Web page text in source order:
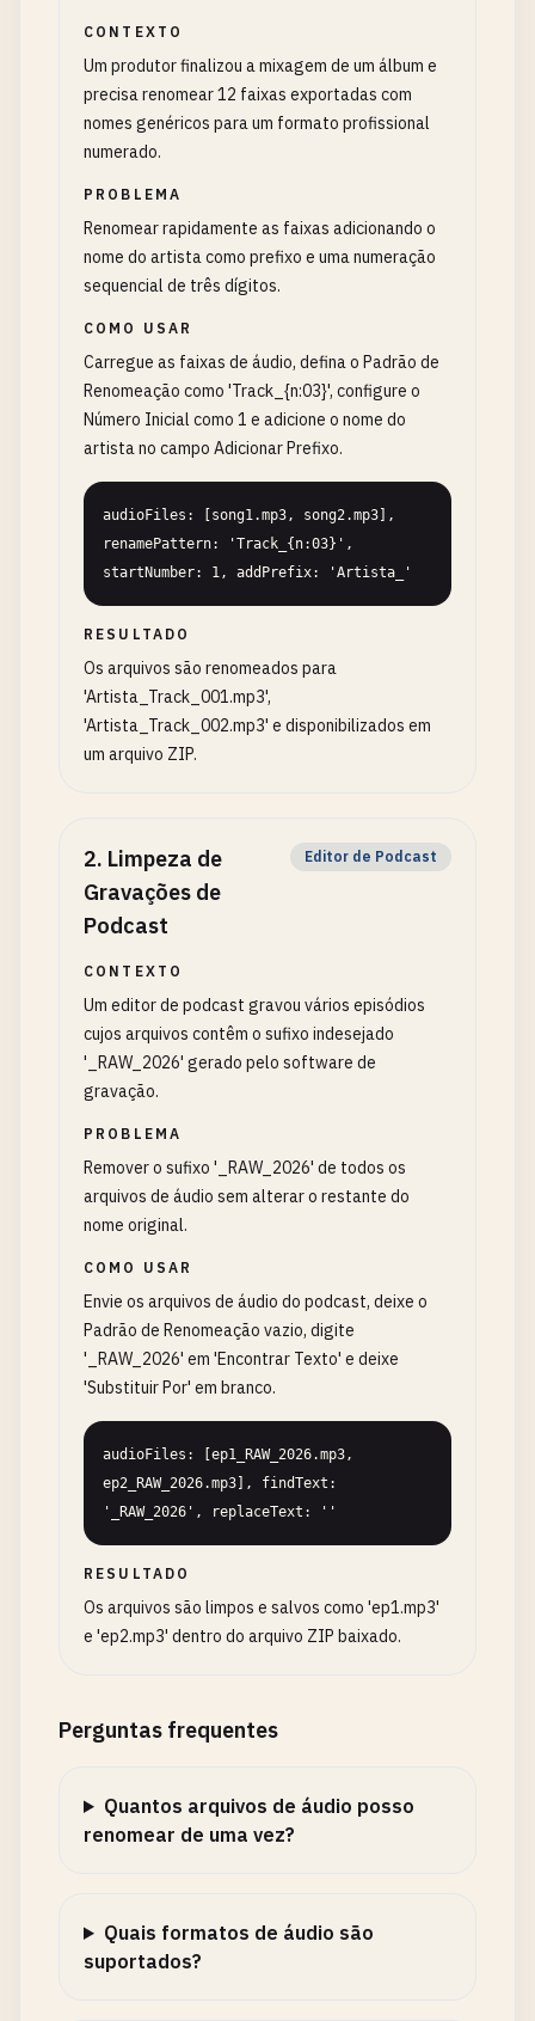
CONTEXTO
Um produtor finalizou a mixagem de um álbum e
precisa renomear 12 faixas exportadas com
nomes genéricos para um formato profissional
numerado.
PROBLEMA
Renomear rapidamente as faixas adicionando o
nome do artista como prefixo e uma numeração
sequencial de três dígitos.
COMO USAR
Carregue as faixas de áudio, defina o Padrão de
Renomeação como 'Track_{n:03}', configure o
Número Inicial como 1 e adicione o nome do
artista no campo Adicionar Prefixo.
audioFiles: [song1.mp3, song2.mp3],
renamePattern: 'Track_{n:03}',
startNumber: 1, addPrefix: 'Artista_'
RESULTADO
Os arquivos são renomeados para
'Artista_Track_001.mp3',
'Artista_Track_002.mp3' e disponibilizados em
um arquivo ZIP.
2. Limpeza de
Gravações de
Podcast
Editor de Podcast
CONTEXTO
Um editor de podcast gravou vários episódios
cujos arquivos contêm o sufixo indesejado
'_RAW_2026' gerado pelo software de
gravação.
PROBLEMA
Remover o sufixo '_RAW_2026' de todos os
arquivos de áudio sem alterar o restante do
nome original.
COMO USAR
Envie os arquivos de áudio do podcast, deixe o
Padrão de Renomeação vazio, digite
'_RAW_2026' em 'Encontrar Texto' e deixe
'Substituir Por' em branco.
audioFiles: [ep1_RAW_2026.mp3,
ep2_RAW_2026.mp3], findText:
'_RAW_2026', replaceText: ''
RESULTADO
Os arquivos são limpos e salvos como 'ep1.mp3'
e 'ep2.mp3' dentro do arquivo ZIP baixado.
Perguntas frequentes
Quantos arquivos de áudio posso
renomear de uma vez?
Quais formatos de áudio são
suportados?